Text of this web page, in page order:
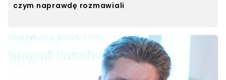
czym naprawdę rozmawiali